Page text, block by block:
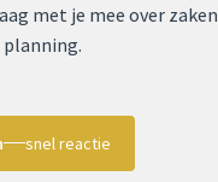
met je mee over zaken
snel reactie